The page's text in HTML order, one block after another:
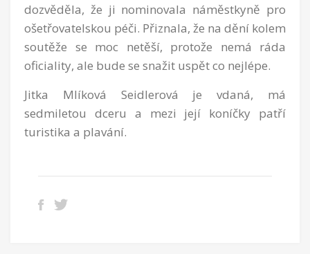
dozvěděla, že ji nominovala náměstkyně pro
ošetřovatelskou péči. Přiznala, že na dění kolem
soutěže se moc netěší, protože nemá ráda
oficiality, ale bude se snažit uspět co nejlépe.
Jitka Mlíková Seidlerová je vdaná, má
sedmiletou dceru a mezi její koníčky patří
turistika a plavání.